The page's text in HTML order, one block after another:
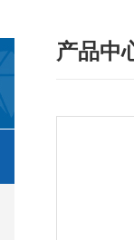
产品中